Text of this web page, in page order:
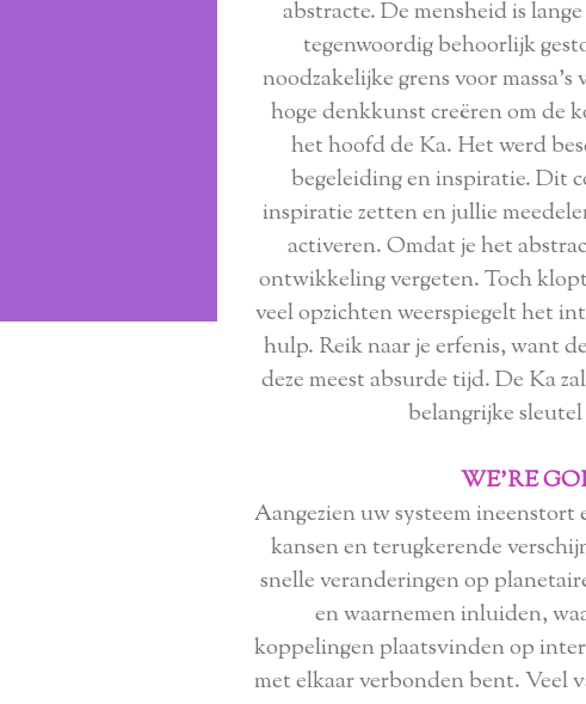
abstracte. De mensheid is
tegenwoordig behoorlijk
noodzakelijke grens voor
hoge denkkunst creëren om de
het hoofd de Ka. Het werd
begeleiding en inspiratie. Dit
inspiratie zetten en jullie
activeren. Omdat je het
ontwikkeling vergeten. Toch
veel opzichten weerspiegelt het
hulp. Reik naar je erfenis, want
deze meest absurde tijd. De Ka
belangrijke
WE'RE
Aangezien uw systeem
kansen en terugkerende
snelle veranderingen op
en waarnemen inluiden,
koppelingen plaatsvinden op
met elkaar verbonden bent. Veel